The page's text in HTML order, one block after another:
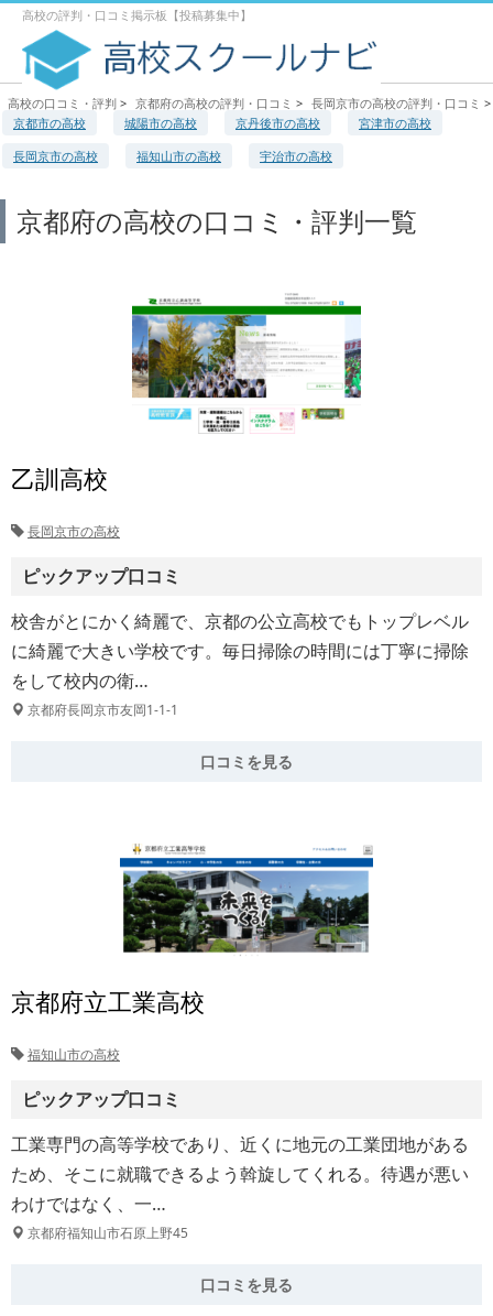
高校の評判・口コミ掲示板【投稿募集中】
高校の口コミ・評判 > 京都府の高校の評判・口コミ > 長岡京市の高校の評判・口コミ >
京都市の高校
城陽市の高校 京丹後市の高校
宮津市の高校
長岡京市の高校
福知山市の高校 宇治市の高校
京都府の高校の口コミ・評判一覧
乙訓高校
長岡京市の高校
ピックアップ口コミ
校舎がとにかく綺麗で、京都の公立高校でもトップレベル
に綺麗で大きい学校です。毎日掃除の時間には丁寧に掃除
をして校内の衛…
京都府長岡京市友岡1-1-1
口コミを見る
京都府立工業高校
福知山市の高校
ピックアップ口コミ
工業専門の高等学校であり、近くに地元の工業団地がある
ため、そこに就職できるよう斡旋してくれる。待遇が悪い
わけではなく、一…
京都府福知山市石原上野45
口コミを見る